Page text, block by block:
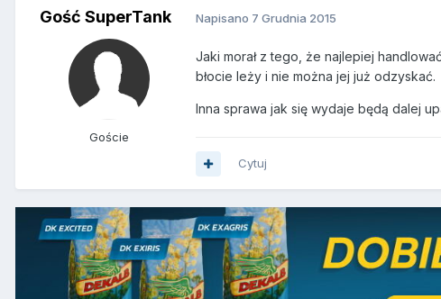
Gość SuperTank
Goście
Napisano 7 Grudnia 2015
Jaki morał z tego, że najlepiej
błocie leży i nie można jej już odzyskać.
Inna sprawa jak się wydaje będą dalej
Cytuj